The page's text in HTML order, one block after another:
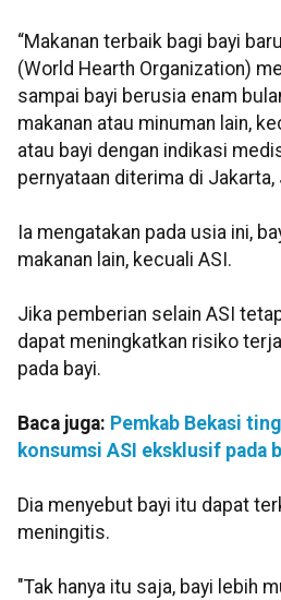
“Makanan terbaik bagi bayi
(World Hearth Organization)
sampai bayi berusia enam
makanan atau minuman lain,
atau bayi dengan indikasi
pernyataan diterima di Jakarta,
Ia mengatakan pada usia ini,
makanan lain, kecuali ASI.
Jika pemberian selain ASI
dapat meningkatkan risiko
pada bayi.
Baca juga: Pemkab Bekasi
konsumsi ASI eksklusif pada
Dia menyebut bayi itu dapat
meningitis.
"Tak hanya itu saja, bayi lebih